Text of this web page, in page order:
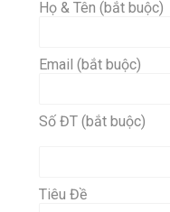
Họ & Tên (bắt buộc)
Email (bắt buộc)
Số ĐT (bắt buộc)
Tiêu Đề